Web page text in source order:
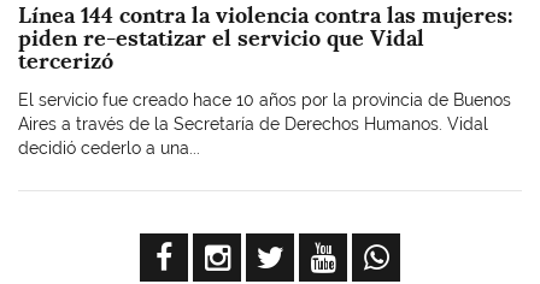
Línea 144 contra la violencia contra las mujeres:
piden re-estatizar el servicio que Vidal
tercerizó
El servicio fue creado hace 10 años por la provincia de Buenos
Aires a través de la Secretaría de Derechos Humanos. Vidal
decidió cederlo a una...